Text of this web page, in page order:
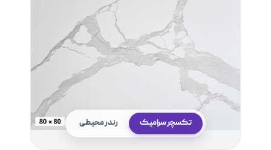
تکسچر سرامیک رندر محیطی